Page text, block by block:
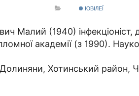
ЮВІЛЕЇ
Малий (1940)
академії (з 1990).
Хотинський район,